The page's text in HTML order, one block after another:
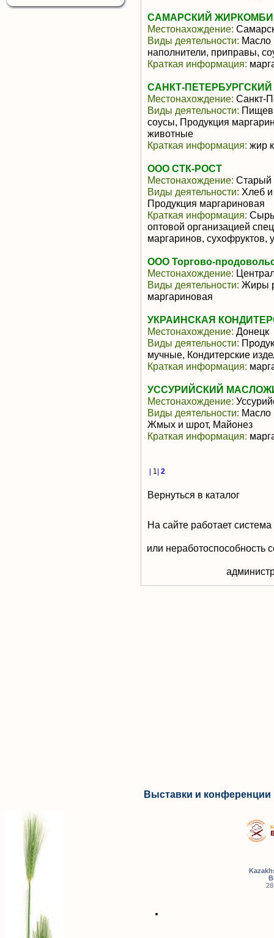
САМАРСКИЙ
Местонахождение:
Виды деятельности: Масло
наполнители, приправы,
Краткая информация:
САНКТ-
Местонахождение: Санкт-
Виды деятельности:
соусы, Продукция
животные
Краткая информация: жир
ООО СТК-РОСТ
Местонахождение: Старый
Виды деятельности: Хлеб
Продукция маргариновая
Краткая информация:
оптовой организацией
маргаринов, сухофруктов,
ООО Торгово-
Местонахождение:
Виды деятельности: Жиры
маргариновая
УКРАИНСКАЯ
Местонахождение: Донецк
Виды деятельности:
мучные, Кондитерские
Краткая информация:
УССУРИЙСКИЙ
Местонахождение:
Виды деятельности: Масло
Жмых и шрот, Майонез
Краткая информация:
1 2
Вернуться в каталог
На сайте работает
или неработоспособность
Выставки и конференции